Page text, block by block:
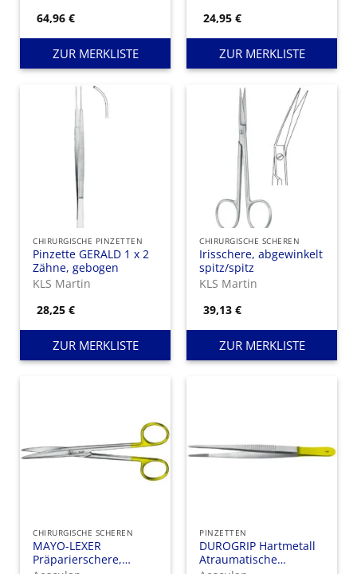
64,96€
ZUR MERKLISTE
24,95€
ZUR MERKLISTE
CHIRURGISCHE PINZETTEN
Pinzette GERALD 1 x 2
Zähne, gebogen
KLS Martin
28,25€
ZUR MERKLISTE
CHIRURGISCHE SCHEREN
Irisschere, abgewinkelt
spitz/spitz
KLS Martin
39,13€
ZUR MERKLISTE
CHIRURGISCHE SCHEREN
MAYO-LEXER
Präparierschere,
PINZETTEN
DUROGRIP Hartmetall
Atraumatische